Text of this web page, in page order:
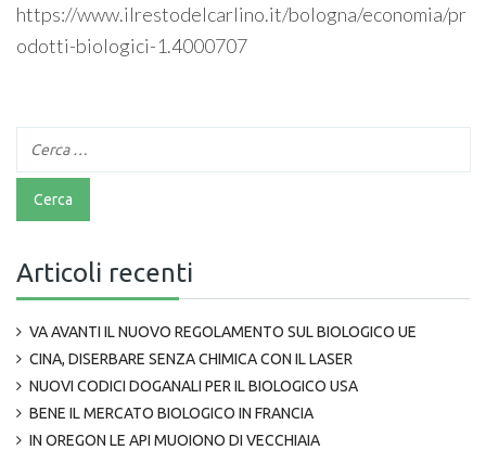
https://www.ilrestodelcarlino.it/bologna/economia/pr
odotti-biologici-1.4000707
Articoli recenti
VA AVANTI IL NUOVO REGOLAMENTO SUL BIOLOGICO UE
CINA, DISERBARE SENZA CHIMICA CON IL LASER
NUOVI CODICI DOGANALI PER IL BIOLOGICO USA
BENE IL MERCATO BIOLOGICO IN FRANCIA
IN OREGON LE API MUOIONO DI VECCHIAIA